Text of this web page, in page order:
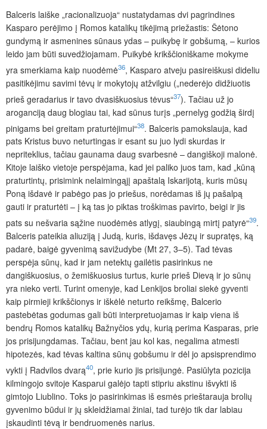
Balceris laiške „racionalizuoja“ nustatydamas dvi pagrindines
Kasparo perėjimo į Romos katalikų tikėjimą priežastis: Šėtono
gundymą ir asmenines sūnaus ydas – puikybę ir gobšumą, – kurios
leido jam būti suvedžiojamam. Puikybė krikščioniškame mokyme
yra smerkiama kaip nuodėmė36, Kasparo atveju pasireiškusi dideliu
pasitikėjimu savimi tėvų ir mokytojų atžvilgiu („nederėjo didžiuotis
prieš geradarius ir tavo dvasiškuosius tėvus“37). Tačiau už jo
aroganciją daug blogiau tai, kad sūnus turįs „pernelyg godžią širdį
pinigams bei greitam praturtėjimui“38. Balceris pamokslauja, kad
pats Kristus buvo neturtingas ir esant su juo lydi skurdas ir
nepriteklius, tačiau gaunama daug svarbesnė – dangiškoji malonė.
Kitoje laiško vietoje perspėjama, kad jei paliko juos tam, kad „kūną
praturtintų, prisimink nelaimingąjį apaštalą Iskarijotą, kuris mūsų
Poną išdavė ir pabėgo pas jo priešus, norėdamas iš jų pašalpą
gauti ir praturtėti – į ką tas jo piktas troškimas pavirto, beigi ir jis
pats su nešvaria sąžine nuodėmės atlygį, siaubingą mirtį patyrė“39.
Balceris pateikia aliuziją į Judą, kuris, išdavęs Jėzų ir supratęs, ką
padarė, baigė gyvenimą savižudybe (Mt 27, 3–5). Tad tėvas
perspėja sūnų, kad ir jam netektų gailėtis pasirinkus ne
dangiškuosius, o žemiškuosius turtus, kurie prieš Dievą ir jo sūnų
yra nieko verti. Turint omenyje, kad Lenkijos broliai siekė gyventi
kaip pirmieji krikščionys ir iškėlė neturto reikšmę, Balcerio
pastebėtas godumas gali būti interpretuojamas ir kaip viena iš
bendrų Romos katalikų Bažnyčios ydų, kurią perima Kasparas, prie
jos prisijungdamas. Tačiau, bent jau kol kas, negalima atmesti
hipotezės, kad tėvas kaltina sūnų gobšumu ir dėl jo apsisprendimo
vykti į Radvilos dvarą40, prie kurio jis prisijungė. Pasiūlyta pozicija
kilmingojo svitoje Kasparui galėjo tapti stipriu akstinu išvykti iš
gimtojo Liublino. Toks jo pasirinkimas iš esmės prieštarauja brolių
gyvenimo būdui ir jų skleidžiamai žiniai, tad turėjo tik dar labiau
įskaudinti tėvą ir bendruomenės narius.